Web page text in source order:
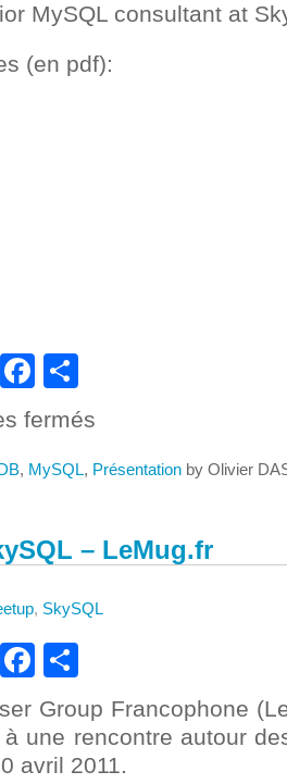
MySQL consultant at
(en pdf):
X Facebook
fermés
supports
MySQL
, MySQL, Présentation by Olivier
– LeMug.fr
, SkySQL
X Facebook
Group Francophone
une rencontre autour
avril 2011.